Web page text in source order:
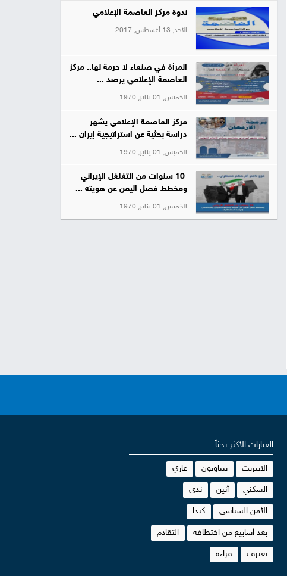
ندوة مركز العاصمة الإعلامي
الأحد, 13 أغسطس, 2017
المرأة في صنعاء لا حرمة لها.. مركز
العاصمة الإعلامي يرصد ...
الخميس, 01 يناير, 1970
مركز العاصمة الإعلامي يشهر
دراسة بحثية عن استراتيجية إيران ...
الخميس, 01 يناير, 1970
10 سنوات من التغلغل الإيراني
ومخطط فصل اليمن عن هويته ...
الخميس, 01 يناير, 1970
العبارات الأكثر بحثاً
الانترنت يتناوبون غازي
السكني أنين ندى
الأمن السياسي كندا
بعد أسابيع من اختطافه التقادم
تعترف قراءة